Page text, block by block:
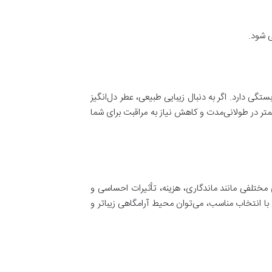
شود.
دارد. اگر به دنبال زیبایی طبیعی، عطر دل‌انگیز
در طولانی‌مدت و کاهش نیاز به مراقبت برای شما
مانند ماندگاری، هزینه، تأثیرات احساسی و
انتخاب مناسب، می‌توان محیط آرامگاهی زیباتر و